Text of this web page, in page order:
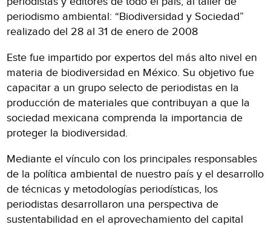
periodismo ambiental: “Biodiversidad y Sociedad”
realizado del 28 al 31 de enero de 2008
Este fue impartido por expertos del más alto nivel en
materia de biodiversidad en México. Su objetivo fue
capacitar a un grupo selecto de periodistas en la
producción de materiales que contribuyan a que la
sociedad mexicana comprenda la importancia de
proteger la biodiversidad.
Mediante el vínculo con los principales responsables
de la política ambiental de nuestro país y el desarrollo
de técnicas y metodologías periodísticas, los
periodistas desarrollaron una perspectiva de
sustentabilidad en el aprovechamiento del capital